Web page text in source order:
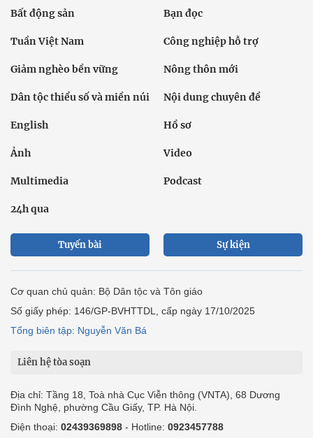
Bất động sản Bạn đọc
Tuần Việt Nam Công nghiệp hỗ trợ
Giảm nghèo bền vững Nông thôn mới
Dân tộc thiểu số và miền núi Nội dung chuyên đề
English Hồ sơ
Ảnh Video
Multimedia Podcast
24h qua
Tuyến bài Sự kiện
Cơ quan chủ quản: Bộ Dân tộc và Tôn giáo
Số giấy phép: 146/GP-BVHTTDL, cấp ngày 17/10/2025
Tổng biên tập: Nguyễn Văn Bá
Liên hệ tòa soạn
Địa chỉ: Tầng 18, Toà nhà Cục Viễn thông (VNTA), 68 Dương
Đình Nghệ, phường Cầu Giấy, TP. Hà Nội.
Điện thoại: 02439369898 - Hotline: 0923457788